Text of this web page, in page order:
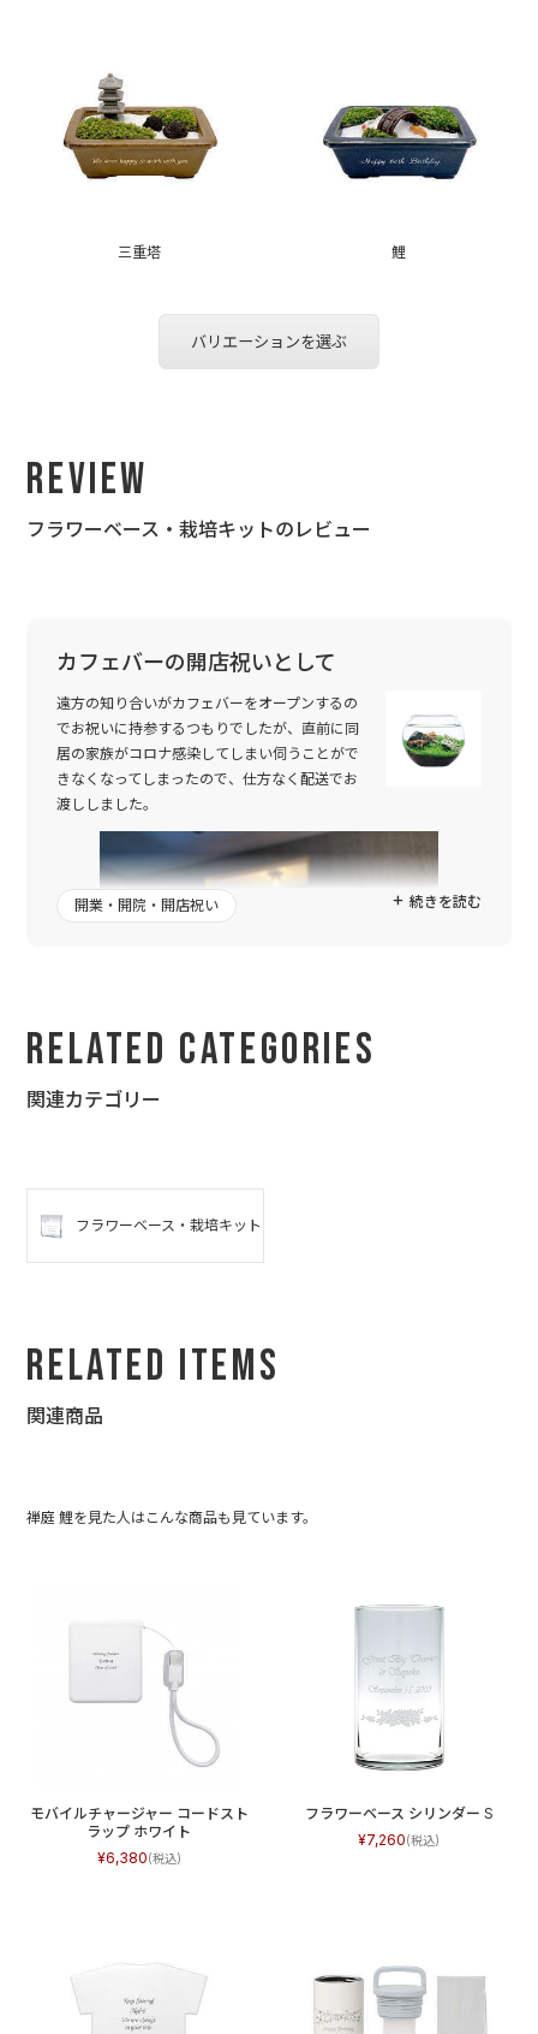
三重塔 鯉
バリエーションを選ぶ
Review
フラワーベース・栽培キットのレビュー
カフェバーの開店祝いとして
遠方の知り合いがカフェバーをオープンするの
でお祝いに持参するつもりでしたが、直前に同
居の家族がコロナ感染してしまい伺うことがで
きなくなってしまったので、仕方なく配送でお
渡ししました。
植物が好きな方なので水草の栽培セットにしたのですが、お店の
ときには水草が育った状態の写真を自分で撮りたいと思っていま
す。ありがとうございました。
続きを読む
開業・開院・開店祝い
Related Categories
関連カテゴリー
フラワーベース・栽培キット
Related Items
関連商品
禅庭 鯉を見た人はこんな商品も見ています。
モバイルチャージャー コードスト
ラップ ホワイト
6,380
フラワーベース シリンダー S
7,260